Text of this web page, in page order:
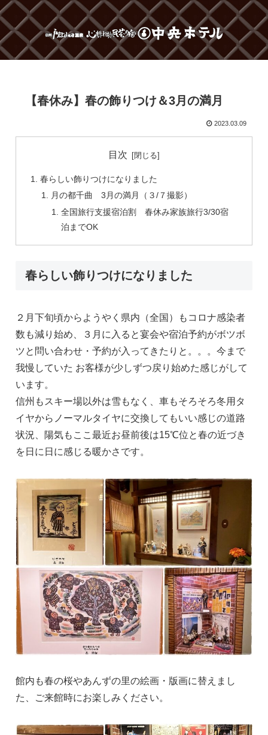
【春休み】春の飾りつけ＆3月の満月
2023.03.09
目次
春らしい飾りつけになりました
月の都千曲 3月の満月（３/７撮影）
全国旅行支援宿泊割 春休み家族旅行3/30宿
泊までOK
春らしい飾りつけになりました
２月下旬頃からようやく県内（全国）もコロナ感染者
数も減り始め、３月に入ると宴会や宿泊予約がボツボ
ツと問い合わせ・予約が入ってきたりと。。。今まで
我慢していた お客様が少しずつ戻り始めた感じがして
います。
信州もスキー場以外は雪もなく、車もそろそろ冬用タ
イヤからノーマルタイヤに交換してもいい感じの道路
状況、陽気もここ最近お昼前後は15℃位と春の近づき
を日に日に感じる暖かさです。
館内も春の桜やあんずの里の絵画・版画に替えまし
た、ご来館時にお楽しみください。